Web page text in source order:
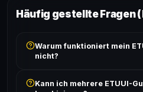
Häufig gestellte Fragen
Warum funktioniert mein
nicht?
ist und ob der Code nicht für
Kann ich mehrere ETUUI-